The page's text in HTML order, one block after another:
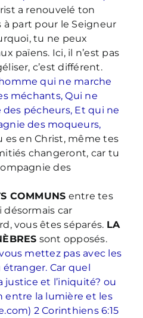
a renouvelé ton
part pour le Seigneur
tu ne peux
païens. Ici, il n’est pas
c’est différent.
qui ne marche
méchants, Qui ne
des pécheurs, Et qui ne
des moqueurs,
es en Christ, même tes
changeront, car tu
des
COMMUNS entre tes
car
vous êtes séparés. LA
sont opposés.
mettez pas avec les
Car quel
justice et l’iniquité? ou
entre la lumière et les
2 Corinthiens 6:15